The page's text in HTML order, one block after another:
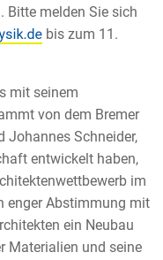
Bitte melden Sie sich
bis zum 11.
mit seinem
von dem Bremer
Johannes Schneider,
entwickelt haben,
im
enger Abstimmung mit
ein Neubau
Materialien und seine